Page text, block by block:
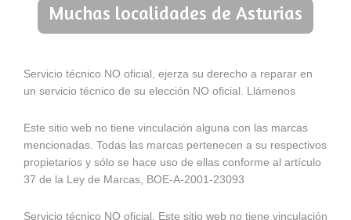
Muchas localidades de Asturias
Servicio técnico NO oficial, ejerza su derecho a reparar en
un servicio técnico de su elección NO oficial. Llámenos
Este sitio web no tiene vinculación alguna con las marcas
mencionadas. Todas las marcas pertenecen a su respectivos
propietarios y sólo se hace uso de ellas conforme al artículo
37 de la Ley de Marcas, BOE-A-2001-23093
Servicio técnico NO oficial. Este sitio web no tiene vinculación